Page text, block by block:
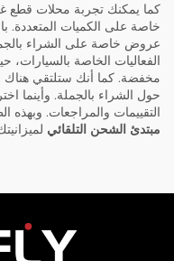
كما يمكنك تجربة محلات قطع
خاصة على الكميات المتعددة.
عروض خاصة على الشراء
الفعاليات الخاصة بالسيارات،
مخفضة. كما أنك ستلتقي هناك
حول الشراء بالجملة. وأينما
التقييمات والمراجعات.
مبتدئ الشحن التلقائي